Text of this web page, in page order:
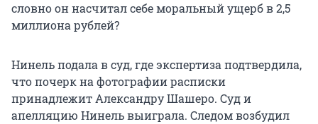
словно он насчитал себе моральный ущерб в 2,5
миллиона рублей?
Нинель подала в суд, где экспертиза подтвердила,
что почерк на фотографии расписки
принадлежит Александру Шашеро. Суд и
апелляцию Нинель выиграла. Следом возбудил